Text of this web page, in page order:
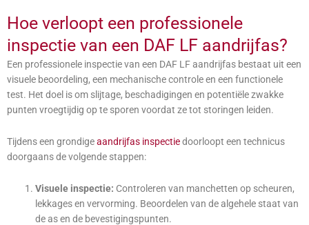
Hoe verloopt een professionele
inspectie van een DAF LF aandrijfas?
Een professionele inspectie van een DAF LF aandrijfas bestaat uit een
visuele beoordeling, een mechanische controle en een functionele
test. Het doel is om slijtage, beschadigingen en potentiële zwakke
punten vroegtijdig op te sporen voordat ze tot storingen leiden.
Tijdens een grondigeaandrijfas inspectiedoorloopt een technicus
doorgaans de volgende stappen:
Visuele inspectie: Controleren van manchetten op scheuren,
lekkages en vervorming. Beoordelen van de algehele staat van
de as en de bevestigingspunten.